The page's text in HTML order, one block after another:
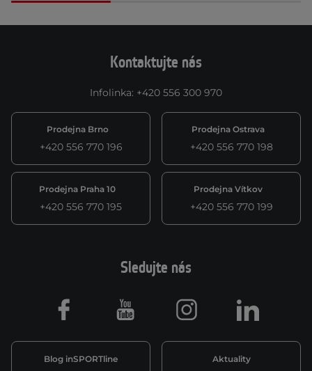
Kontaktujte nás
Infolinka: +420 556 300 970
Prodejna Brno
+420 556 770 196
Prodejna Ostrava
+420 556 770 198
Prodejna Praha 10
+420 556 770 195
Prodejna Vítkov
+420 556 770 199
Sledujte nás
Blog inSPORTline Aktuality
Facebook Youtube Instagram LinkedIn